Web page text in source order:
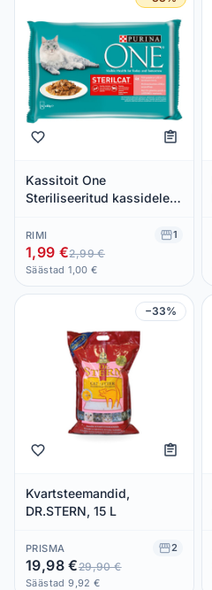
Kassitoit One
Steriliseeritud kassidele
RIMI 1
1,99 €2,99 €
Säästad 1,00 €
−33%
Kvartsteemandid,
DR.STERN, 15 L
PRISMA 2
19,98 €29,90 €
Säästad 9,92 €